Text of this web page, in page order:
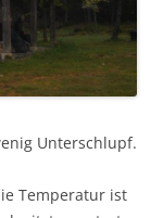
Unterschlupf.
Temperatur ist